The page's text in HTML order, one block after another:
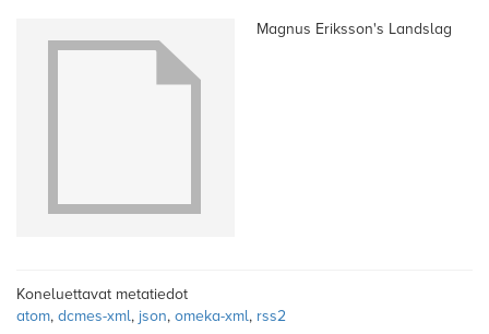
Magnus Eriksson's Landslag
Koneluettavat metatiedot
atom, dcmes-xml, json, omeka-xml, rss2